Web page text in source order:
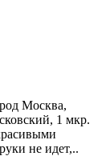
Москва,
1 мкр.
не идет,..